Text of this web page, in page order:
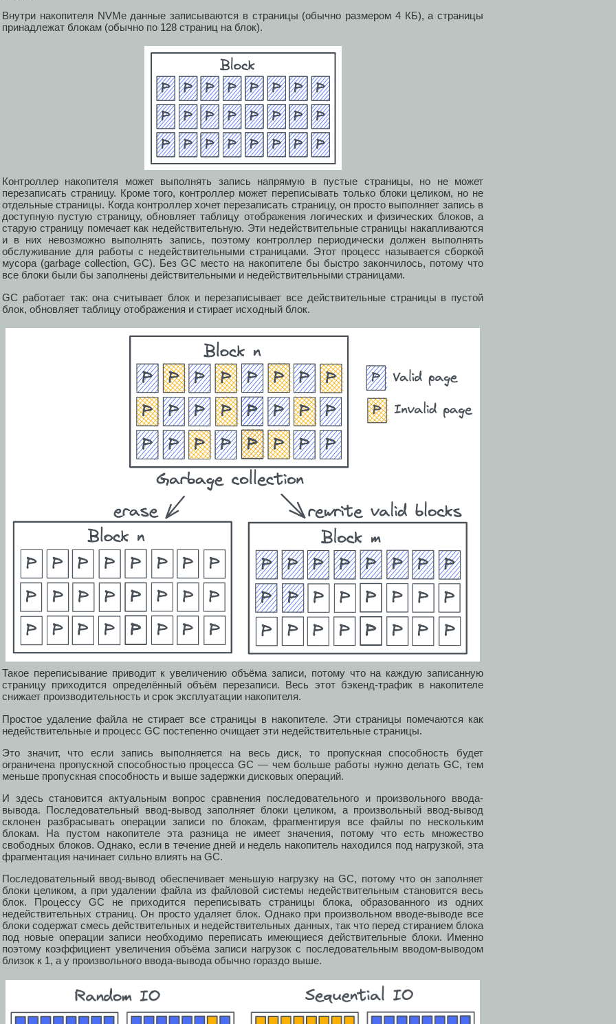
Внутри накопителя NVMe данные записываются в страницы (обычно размером 4 КБ), а страницы
принадлежат блокам (обычно по 128 страниц на блок).
Контроллер накопителя может выполнять запись напрямую в пустые страницы, но не может
перезаписать страницу. Кроме того, контроллер может переписывать только блоки целиком, но не
отдельные страницы. Когда контроллер хочет перезаписать страницу, он просто выполняет запись в
доступную пустую страницу, обновляет таблицу отображения логических и физических блоков, а
старую страницу помечает как недействительную. Эти недействительные страницы накапливаются
и в них невозможно выполнять запись, поэтому контроллер периодически должен выполнять
обслуживание для работы с недействительными страницами. Этот процесс называется сборкой
мусора (garbage collection, GC). Без GC место на накопителе бы быстро закончилось, потому что
все блоки были бы заполнены действительными и недействительными страницами.
GC работает так: она считывает блок и перезаписывает все действительные страницы в пустой
блок, обновляет таблицу отображения и стирает исходный блок.
Такое переписывание приводит к увеличению объёма записи, потому что на каждую записанную
страницу приходится определённый объём перезаписи. Весь этот бэкенд-трафик в накопителе
снижает производительность и срок эксплуатации накопителя.
Простое удаление файла не стирает все страницы в накопителе. Эти страницы помечаются как
недействительные и процесс GC постепенно очищает эти недействительные страницы.
Это значит, что если запись выполняется на весь диск, то пропускная способность будет
ограничена пропускной способностью процесса GC — чем больше работы нужно делать GC, тем
меньше пропускная способность и выше задержки дисковых операций.
И здесь становится актуальным вопрос сравнения последовательного и произвольного ввода-
вывода. Последовательный ввод-вывод заполняет блоки целиком, а произвольный ввод-вывод
склонен разбрасывать операции записи по блокам, фрагментируя все файлы по нескольким
блокам. На пустом накопителе эта разница не имеет значения, потому что есть множество
свободных блоков. Однако, если в течение дней и недель накопитель находился под нагрузкой, эта
фрагментация начинает сильно влиять на GC.
Последовательный ввод-вывод обеспечивает меньшую нагрузку на GC, потому что он заполняет
блоки целиком, а при удалении файла из файловой системы недействительным становится весь
блок. Процессу GC не приходится переписывать страницы блока, образованного из одних
недействительных страниц. Он просто удаляет блок. Однако при произвольном вводе-выводе все
блоки содержат смесь действительных и недействительных данных, так что перед стиранием блока
под новые операции записи необходимо переписать имеющиеся действительные блоки. Именно
поэтому коэффициент увеличения объёма записи нагрузок с последовательным вводом-выводом
близок к 1, а у произвольного ввода-вывода обычно гораздо выше.